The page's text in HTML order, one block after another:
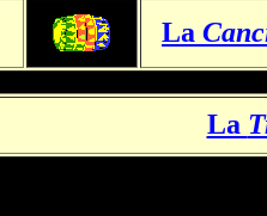
La
La